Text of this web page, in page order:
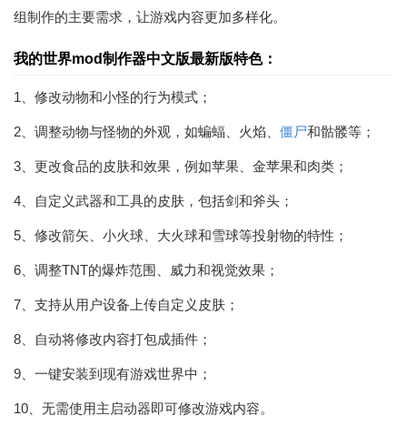
组制作的主要需求，让游戏内容更加多样化。
我的世界mod制作器中文版最新版特色：
1、修改动物和小怪的行为模式；
2、调整动物与怪物的外观，如蝙蝠、火焰、 僵尸和骷髅等；
3、更改食品的皮肤和效果，例如苹果、金苹果和肉类；
4、自定义武器和工具的皮肤，包括剑和斧头；
5、修改箭矢、小火球、大火球和雪球等投射物的特性；
6、调整TNT的爆炸范围、威力和视觉效果；
7、支持从用户设备上传自定义皮肤；
8、自动将修改内容打包成插件；
9、一键安装到现有游戏世界中；
10、无需使用主启动器即可修改游戏内容。